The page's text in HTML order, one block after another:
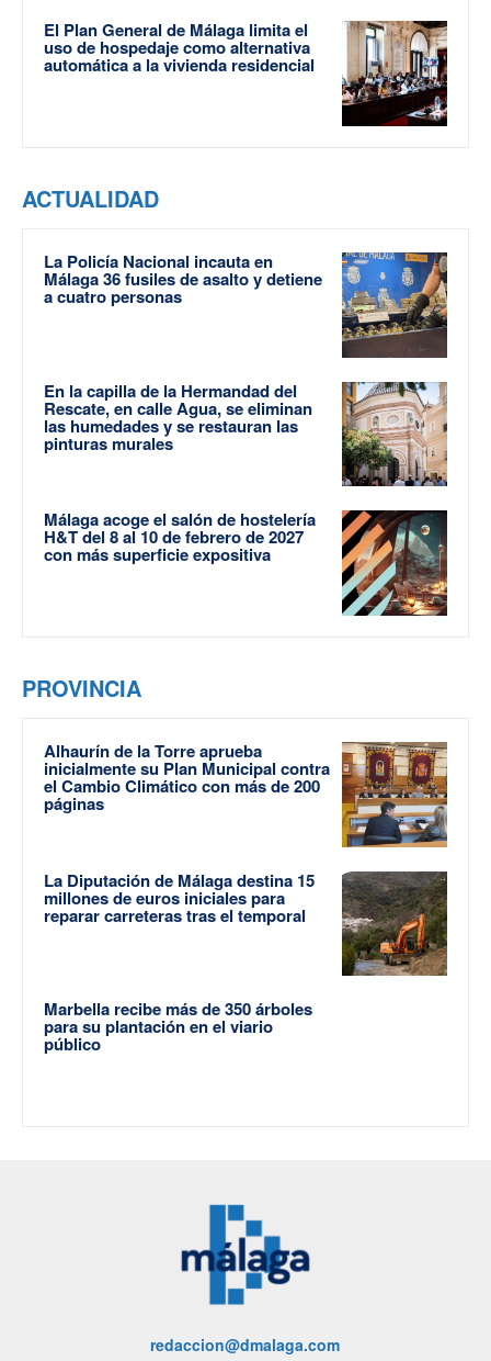
El Plan General de Málaga limita el
uso de hospedaje como alternativa
automática a la vivienda residencial
ACTUALIDAD
La Policía Nacional incauta en
Málaga 36 fusiles de asalto y detiene
a cuatro personas
En la capilla de la Hermandad del
Rescate, en calle Agua, se eliminan
las humedades y se restauran las
pinturas murales
Málaga acoge el salón de hostelería
H&T del 8 al 10 de febrero de 2027
con más superficie expositiva
PROVINCIA
Alhaurín de la Torre aprueba
inicialmente su Plan Municipal contra
el Cambio Climático con más de 200
páginas
La Diputación de Málaga destina 15
millones de euros iniciales para
reparar carreteras tras el temporal
Marbella recibe más de 350 árboles
para su plantación en el viario
público
redaccion@dmalaga.com